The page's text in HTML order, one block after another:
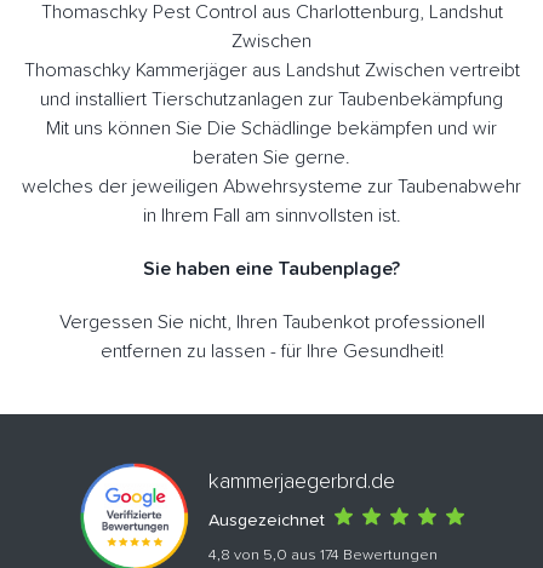
Thomaschky Pest Control aus Charlottenburg, Landshut
Zwischen
Thomaschky Kammerjäger aus Landshut Zwischen vertreibt
und installiert Tierschutzanlagen zur Taubenbekämpfung
Mit uns können Sie Die Schädlinge bekämpfen und wir
beraten Sie gerne.
welches der jeweiligen Abwehrsysteme zur Taubenabwehr
in Ihrem Fall am sinnvollsten ist.
Sie haben eine Taubenplage?
Vergessen Sie nicht, Ihren Taubenkot professionell
entfernen zu lassen - für Ihre Gesundheit!
kammerjaegerbrd.de
Ausgezeichnet
4,8 von 5,0 aus 174 Bewertungen